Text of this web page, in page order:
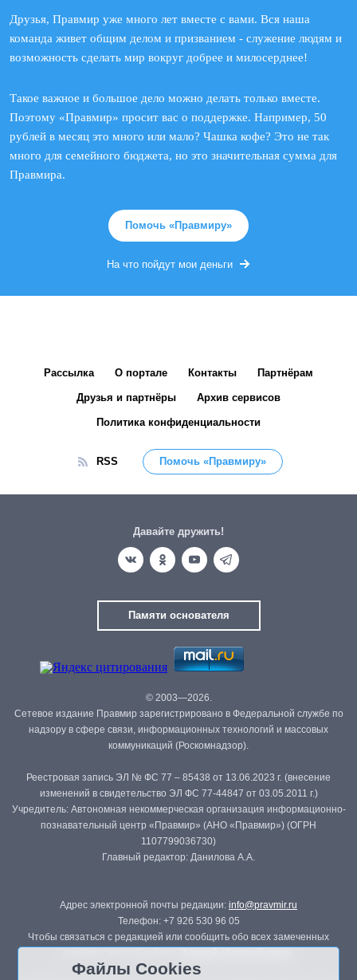
Друзья, Правмир уже много лет вместе с вами. Вся наша
команда живет общим делом и призванием - служение людям и
возможность сделать мир вокруг добрее и милосерднее!
Такое важное и большое дело можно делать только вместе.
Поэтому «Правмир» просит вас о поддержке. Например, 50
рублей в месяц это много или мало? Чашка кофе? Это не так
много для семейного бюджета, но это значительная сумма для
Правмира.
Помочь «Правмиру»
На что пойдут мои деньги
Рассылка О портале Контакты Партнёрам
Друзья и партнёры Архив сервисов
Политика конфиденциальности
RSS Помочь «Правмиру»
Давайте дружить!
Памяти основателя
© 2003—2026.
Сетевое издание Правмир зарегистрировано в Федеральной службе по
надзору в сфере связи, информационных технологий и массовых
коммуникаций (Роскомнадзор).
Реестровая запись ЭЛ № ФС 77 – 85438 от 13.06.2023 г. (внесение
изменений в свидетельство ЭЛ ФС 77-44847 от 03.05.2011 г.)
Учредитель: Автономная некоммерческая организация информационно-
познавательный центр «Правмир» (АНО «Правмир») (ОГРН
1107799036730)
Главный редактор: Данилова А.А.
Адрес электронной почты редакции: info@pravmir.ru
Телефон: +7 926 530 96 05
Чтобы связаться с редакцией или сообщить обо всех замеченных
Файлы Cookies